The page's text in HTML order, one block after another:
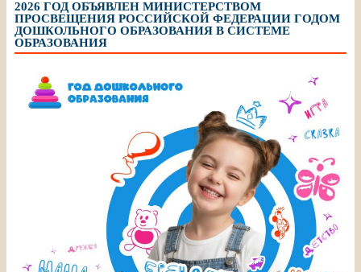
2026 ГОД ОБЪЯВЛЕН МИНИСТЕРСТВОМ
ПРОСВЕЩЕНИЯ РОССИЙСКОЙ ФЕДЕРАЦИИ ГОДОМ
ДОШКОЛЬНОГО ОБРАЗОВАНИЯ В СИСТЕМЕ
ОБРАЗОВАНИЯ